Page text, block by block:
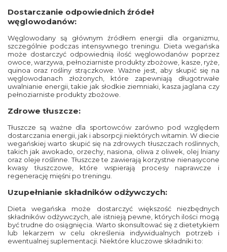
Dostarczanie odpowiednich źródeł
węglowodanów:
Węglowodany są głównym źródłem energii dla organizmu,
szczególnie podczas intensywnego treningu. Dieta wegańska
może dostarczyć odpowiednią ilość węglowodanów poprzez
owoce, warzywa, pełnoziarniste produkty zbożowe, kasze, ryże,
quinoa oraz rośliny strączkowe. Ważne jest, aby skupić się na
węglowodanach złożonych, które zapewniają długotrwałe
uwalnianie energii, takie jak słodkie ziemniaki, kasza jaglana czy
pełnoziarniste produkty zbożowe.
Zdrowe tłuszcze:
Tłuszcze są ważne dla sportowców zarówno pod względem
dostarczania energii, jak i absorpcji niektórych witamin. W diecie
wegańskiej warto skupić się na zdrowych tłuszczach roślinnych,
takich jak awokado, orzechy, nasiona, oliwa z oliwek, olej lniany
oraz oleje roślinne. Tłuszcze te zawierają korzystne nienasycone
kwasy tłuszczowe, które wspierają procesy naprawcze i
regenerację mięśni po treningu.
Uzupełnianie składników odżywczych:
Dieta wegańska może dostarczyć większość niezbędnych
składników odżywczych, ale istnieją pewne, których ilości mogą
być trudne do osiągnięcia. Warto skonsultować się z dietetykiem
lub lekarzem w celu określenia indywidualnych potrzeb i
ewentualnej suplementacji. Niektóre kluczowe składniki to: